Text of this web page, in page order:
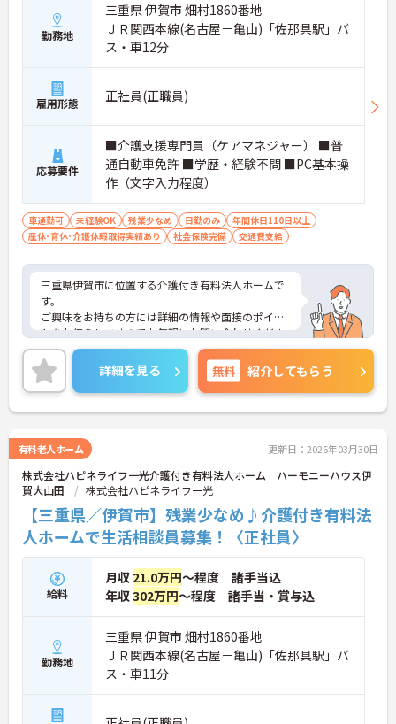
勤務地
三重県 伊賀市 畑村1860番地
ＪＲ関西本線(名古屋－亀山)「佐那具駅」バ
ス・車12分
雇用形態 正社員(正職員)
応募要件
■介護支援専門員（ケアマネジャー） ■普
通自動車免許 ■学歴・経験不問 ■PC基本操
作（文字入力程度）
車通勤可 未経験OK 残業少なめ 日勤のみ
年間休日110日以上
産休･育休･介護休暇取得実績あり
社会保険完備 交通費支給
三重県伊賀市に位置する介護付き有料法人ホームで
す。
ご興味をお持ちの方には詳細の情報や面接のポイン
トをお伝えしますのでお気軽にお問い合わせくださ
いませ。
詳細を見る 無料 紹介してもらう
有料老人ホーム 更新日：2026年03月30日
株式会社ハピネライフ一光介護付き有料法人ホーム ハーモニーハウス伊
賀大山田
株式会社ハピネライフ一光
【三重県／伊賀市】残業少なめ♪介護付き有料法
人ホームで生活相談員募集！〈正社員〉
給料
月収 21.0万円～程度 諸手当込
年収302万円～程度 諸手当・賞与込
勤務地
三重県 伊賀市 畑村1860番地
ＪＲ関西本線(名古屋－亀山)「佐那具駅」バ
ス・車11分